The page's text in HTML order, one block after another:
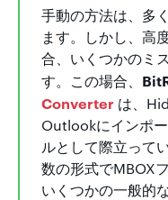
手動の方法は、多
ます。しかし、高
合、いくつかのミ
す。この場合、
Converter は、
Outlookにインポ
ルとして際立って
数の形式でMBOX
いくつかの一般的